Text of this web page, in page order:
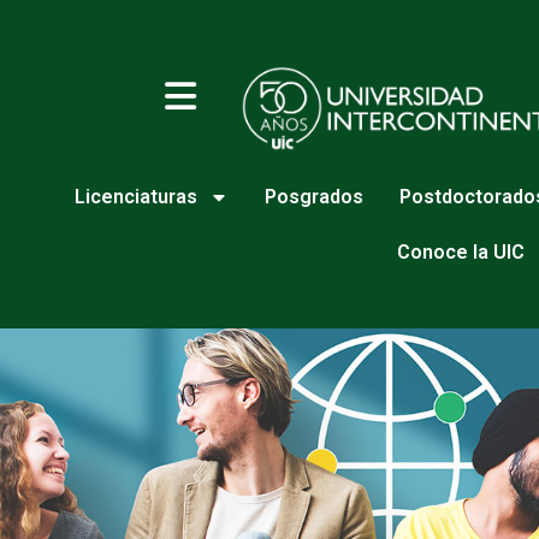
Licenciaturas Posgrados
Conoce la UIC